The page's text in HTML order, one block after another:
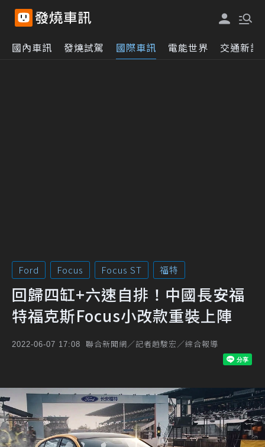
國內車訊 發燒試駕 國際車訊 電能世界 交通新訊
Ford Focus Focus ST 福特
回歸四缸+六速自排！中國長安福
特福克斯Focus小改款重裝上陣
2022-06-07 17:08 聯合新聞網／記者趙駿宏／綜合報導